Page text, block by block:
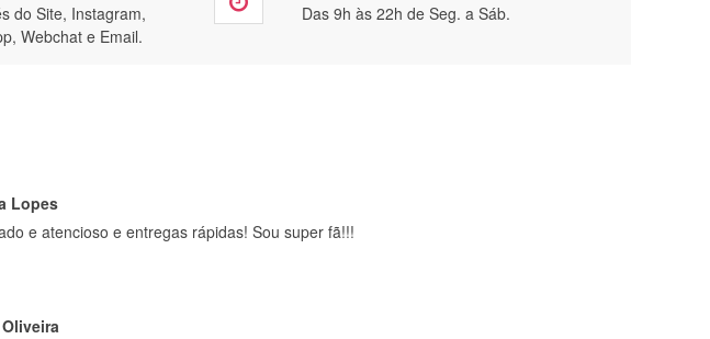
do Site, Instagram,
Webchat e Email.
Das 9h às 22h de Seg. a Sáb.
para o transporte, muito obrigada , serviço 5 estrelas
Lopes
e atencioso e entregas rápidas! Sou super fã!!!